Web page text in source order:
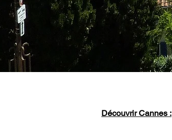
Découvrir Cannes :